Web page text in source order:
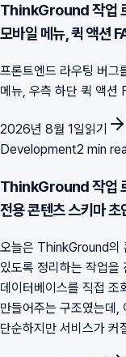
ThinkGround 작업
모바일 메뉴, 퀵 액션
프론트엔드 라우팅 버그
메뉴, 우측 하단 퀵 액션
2026년 8월 1일읽기
Development2 min
ThinkGround 작업
전용 콘텐츠 스키마 초
오늘은 ThinkGround의
있도록 정리하는 작업
데이터베이스를 직접 조
만들어주는 구조였는데,
단순하지만 서비스가